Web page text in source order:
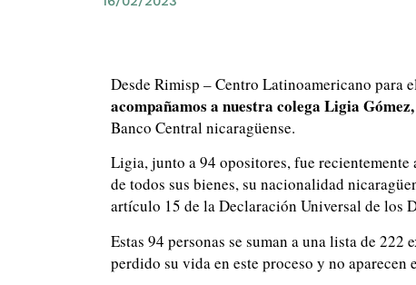
Desde Rimisp – Centro Latinoamericano para
acompañamos a nuestra colega Ligia
Banco Central nicaragüense.
Ligia, junto a 94 opositores, fue
de todos sus bienes, su nacionalidad
artículo 15 de la Declaración Universal de los
Estas 94 personas se suman a una lista de
perdido su vida en este proceso y no aparecen